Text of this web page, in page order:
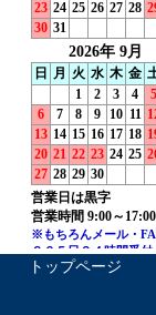
トップページ